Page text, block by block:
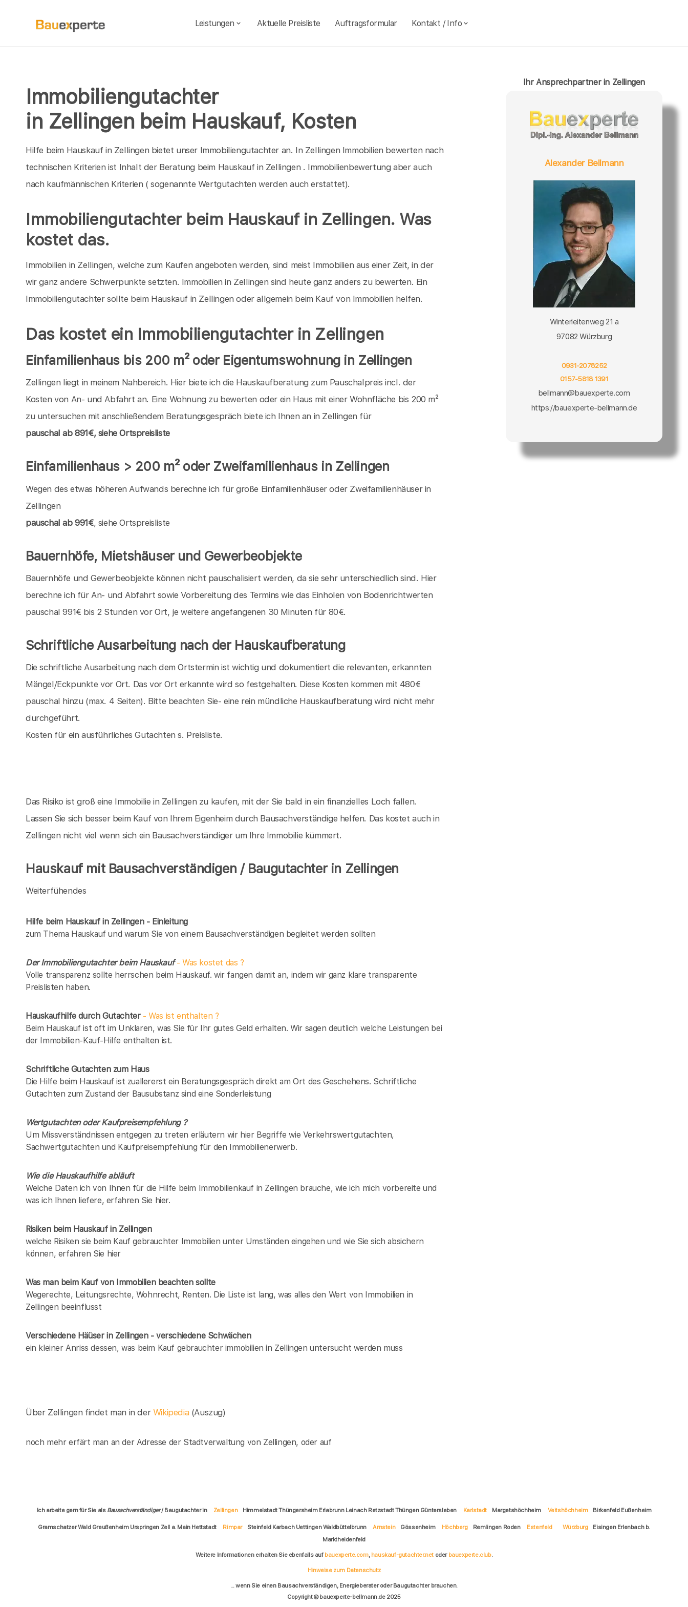
Leistungen Aktuelle Preisliste Auftragsformular Kontakt / Info
Immobiliengutachter
in Zellingen beim Hauskauf, Kosten
Hilfe beim Hauskauf in Zellingen bietet unser Immobiliengutachter an. In Zellingen Immobilien bewerten nach
technischen Kriterien ist Inhalt der Beratung beim Hauskauf in Zellingen . Immobilienbewertung aber auch
nach kaufmännischen Kriterien ( sogenannte Wertgutachten werden auch erstattet).
Immobiliengutachter beim Hauskauf in Zellingen. Was
kostet das.
Immobilien in Zellingen, welche zum Kaufen angeboten werden, sind meist Immobilien aus einer Zeit, in der
wir ganz andere Schwerpunkte setzten. Immobilien in Zellingen sind heute ganz anders zu bewerten. Ein
Immobiliengutachter sollte beim Hauskauf in Zellingen oder allgemein beim Kauf von Immobilien helfen.
Das kostet ein Immobiliengutachter in Zellingen
Einfamilienhaus bis 200 m² oder Eigentumswohnung in Zellingen
Zellingen liegt in meinem Nahbereich. Hier biete ich die Hauskaufberatung zum Pauschalpreis incl. der
Kosten von An- und Abfahrt an. Eine Wohnung zu bewerten oder ein Haus mit einer Wohnfläche bis 200 m²
zu untersuchen mit anschließendem Beratungsgespräch biete ich Ihnen an in Zellingen für
pauschalab 891€, siehe Ortspreisliste
Einfamilienhaus > 200 m² oder Zweifamilienhaus in Zellingen
Wegen des etwas höheren Aufwands berechne ich für große Einfamilienhäuser oder Zweifamilienhäuser in
Zellingen
pauschal ab 991€, siehe Ortspreisliste
Bauernhöfe, Mietshäuser und Gewerbeobjekte
Bauernhöfe und Gewerbeobjekte können nicht pauschalisiert werden, da sie sehr unterschiedlich sind. Hier
berechne ich für An- und Abfahrt sowie Vorbereitung des Termins wie das Einholen von Bodenrichtwerten
pauschal 991€ bis 2 Stunden vor Ort, je weitere angefangenen 30 Minuten für 80€.
Schriftliche Ausarbeitung nach der Hauskaufberatung
Die schriftliche Ausarbeitung nach dem Ortstermin ist wichtig und dokumentiert die relevanten, erkannten
Mängel/Eckpunkte vor Ort. Das vor Ort erkannte wird so festgehalten. Diese Kosten kommen mit 480€
pauschal hinzu (max. 4 Seiten). Bitte beachten Sie- eine rein mündliche Hauskaufberatung wird nicht mehr
durchgeführt.
Kosten für ein ausführliches Gutachten s. Preisliste.
Das Risiko ist groß eine Immobilie in Zellingen zu kaufen, mit der Sie bald in ein finanzielles Loch fallen.
Lassen Sie sich besser beim Kauf von Ihrem Eigenheim durch Bausachverständige helfen. Das kostet auch in
Zellingen nicht viel wenn sich ein Bausachverständiger um Ihre Immobilie kümmert.
Hauskauf mit Bausachverständigen / Baugutachter in Zellingen
Weiterfühendes
Hilfe beim Hauskauf in Zellingen - Einleitung
zum Thema Hauskauf und warum Sie von einem Bausachverständigen begleitet werden sollten
Der Immobiliengutachter beim Hauskauf- Was kostet das ?
Volle transparenz sollte herrschen beim Hauskauf. wir fangen damit an, indem wir ganz klare transparente
Preislisten haben.
Hauskaufhilfe durch Gutachter- Was ist enthalten ?
Beim Hauskauf ist oft im Unklaren, was Sie für Ihr gutes Geld erhalten. Wir sagen deutlich welche Leistungen bei
der Immobilien-Kauf-Hilfe enthalten ist.
Schriftliche Gutachten zum Haus
Die Hilfe beim Hauskauf ist zuallererst ein Beratungsgespräch direkt am Ort des Geschehens. Schriftliche
Gutachten zum Zustand der Bausubstanz sind eine Sonderleistung
Wertgutachten oder Kaufpreisempfehlung ?
Um Missverständnissen entgegen zu treten erläutern wir hier Begriffe wie Verkehrswertgutachten,
Sachwertgutachten und Kaufpreisempfehlung für den Immobilienerwerb.
Wie die Hauskaufhilfe abläuft
Welche Daten ich von Ihnen für die Hilfe beim Immobilienkauf in Zellingen brauche, wie ich mich vorbereite und
was ich Ihnen liefere, erfahren Sie hier.
Risiken beim Hauskaufin Zellingen
welche Risiken sie beim Kauf gebrauchter Immobilien unter Umständen eingehen und wie Sie sich absichern
können, erfahren Sie hier
Was man beim Kauf von Immobilien beachten sollte
Wegerechte, Leitungsrechte, Wohnrecht, Renten. Die Liste ist lang, was alles den Wert von Immobilien in
Zellingen beeinflusst
Verschiedene Häüser in Zellingen - verschiedene Schwächen
ein kleiner Anriss dessen, was beim Kauf gebrauchter immobilien in Zellingen untersucht werden muss
Über Zellingen findet man in der Wikipedia (Auszug)
noch mehr erfärt man an der Adresse der Stadtverwaltung von Zellingen, oder auf
Ihr Ansprechpartner in Zellingen
Alexander Bellmann
Winterleitenweg 21 a
97082 Würzburg
0931-2078252
0157-5818 1391
bellmann@bauexperte.com
https://bauexperte-bellmann.de
Ich arbeite gern für Sie als Bausachverständiger/ Baugutachter in Zellingen Himmelstadt Thüngersheim Erlabrunn Leinach Retzstadt Thüngen Güntersleben Karlstadt Margetshöchheim Veitshöchheim Birkenfeld Eußenheim
Gramschatzer Wald Greußenheim Urspringen Zell a. Main Hettstadt Rimpar Steinfeld Karbach Uettingen Waldbüttelbrunn Arnstein Gössenheim Höchberg Remlingen Roden Estenfeld Würzburg
Eisingen Erlenbach b.
Marktheidenfeld
Weitere Informationen erhalten Sie ebenfalls auf bauexperte.com, hauskauf-gutachter.net oder bauexperte.club.
Hinweise zum Datenschutz
... wenn Sie einen Bausachverständigen, Energieberater oder Baugutachter brauchen.
Copyright © bauexperte-bellmann.de 2025